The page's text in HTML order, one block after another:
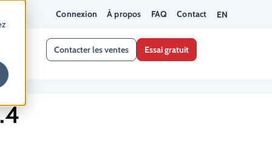
Connexion À propos FAQ Contact EN
Contacter les ventes Essai gratuit